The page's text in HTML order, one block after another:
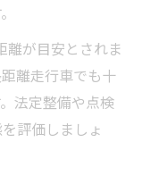
離が目安とされま
離走行車でも十
法定整備や点検
評価しましょ